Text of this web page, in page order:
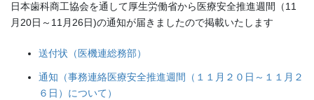
日本歯科商工協会を通して厚生労働省から医療安全推進週間（11
月20日～11月26日)の通知が届きましたので掲載いたします
送付状（医機連総務部）
通知（事務連絡医療安全推進週間（１１月２０日～１１月２
６日）について）